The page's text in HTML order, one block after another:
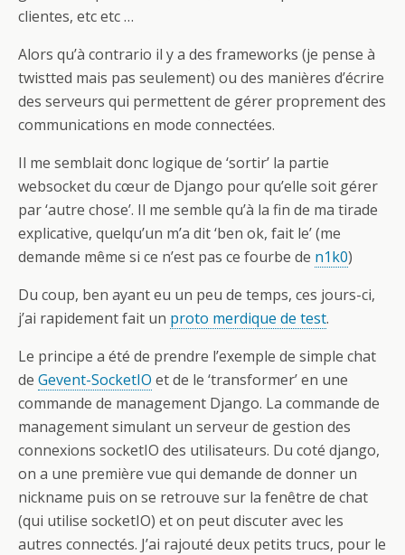
clientes, etc etc …
Alors qu’à contrario il y a des frameworks (je pense à
twistted mais pas seulement) ou des manières d’écrire
des serveurs qui permettent de gérer proprement des
communications en mode connectées.
Il me semblait donc logique de ‘sortir’ la partie
websocket du cœur de Django pour qu’elle soit gérer
par ‘autre chose’. Il me semble qu’à la fin de ma tirade
explicative, quelqu’un m’a dit ‘ben ok, fait le’ (me
demande même si ce n’est pas ce fourbe de n1k0)
Du coup, ben ayant eu un peu de temps, ces jours-ci,
j’ai rapidement fait un proto merdique de test.
Le principe a été de prendre l’exemple de simple chat
de Gevent-SocketIO et de le ‘transformer’ en une
commande de management Django. La commande de
management simulant un serveur de gestion des
connexions socketIO des utilisateurs. Du coté django,
on a une première vue qui demande de donner un
nickname puis on se retrouve sur la fenêtre de chat
(qui utilise socketIO) et on peut discuter avec les
autres connectés. J’ai rajouté deux petits trucs, pour le